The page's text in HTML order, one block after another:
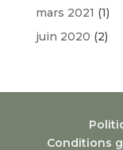
mars 2021 (1)
juin 2020 (2)
Conditions